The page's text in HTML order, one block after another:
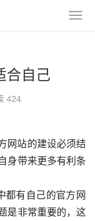
合自己
424
身带来更多有利条
是非常重要的，这